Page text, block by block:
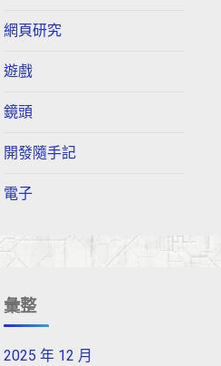
網頁研究
遊戲
鏡頭
開發隨手記
電子
彙整
2025 年 12 月